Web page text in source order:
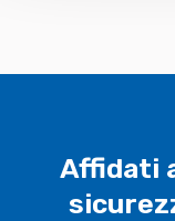
Affidati